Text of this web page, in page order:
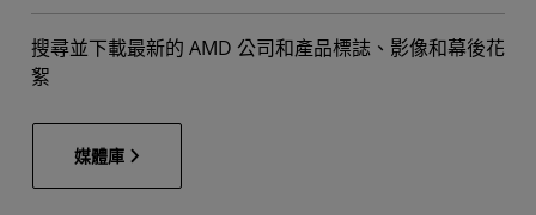
搜尋並下載最新的 AMD 公司和產品標誌、影像和幕後花
絮
媒體庫